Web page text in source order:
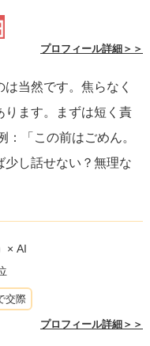
プロフィール詳細＞＞
当然です。焦らなく
ります。まずは短く責
「この前はごめん。
少し話せない？無理な
× AI
交際
プロフィール詳細＞＞